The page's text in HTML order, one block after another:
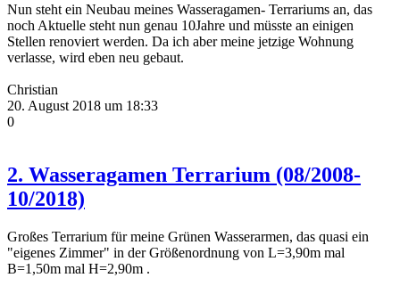
Nun steht ein Neubau meines Wasseragamen- Terrariums an, das
noch Aktuelle steht nun genau 10Jahre und müsste an einigen
Stellen renoviert werden. Da ich aber meine jetzige Wohnung
verlasse, wird eben neu gebaut.
Christian
20. August 2018 um 18:33
0
2. Wasseragamen Terrarium (08/2008-
10/2018)
Großes Terrarium für meine Grünen Wasserarmen, das quasi ein
"eigenes Zimmer" in der Größenordnung von L=3,90m mal
B=1,50m mal H=2,90m .